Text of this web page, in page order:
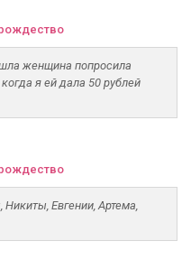
женщина попросила
я ей дала 50 рублей
Евгении, Артема,